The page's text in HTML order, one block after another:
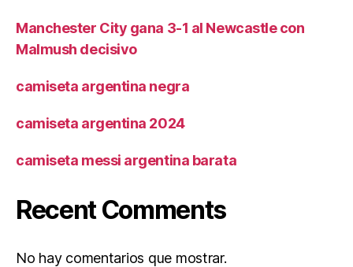
Manchester City gana 3-1 al Newcastle con
Malmush decisivo
camiseta argentina negra
camiseta argentina 2024
camiseta messi argentina barata
Recent Comments
No hay comentarios que mostrar.